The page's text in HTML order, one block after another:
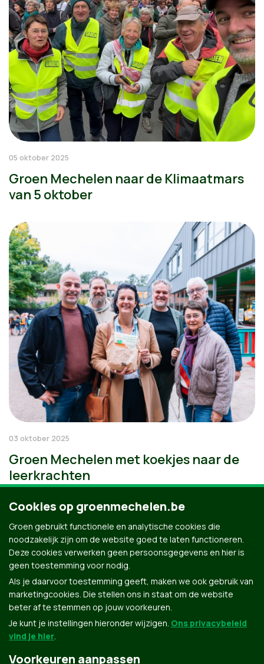
05 oktober 2025
Groen Mechelen naar de Klimaatmars
van 5 oktober
03 oktober 2025
Groen Mechelen met koekjes naar de
leerkrachten
Cookies op groenmechelen.be
Groen gebruikt functionele en analytische cookies die
noodzakelijk zijn om de website goed te laten functioneren.
Deze cookies verwerken geen persoonsgegevens en hier is
geen toestemming voor nodig.
Als je daarvoor toestemming geeft, maken we ook gebruik van
marketingcookies. Die stellen ons in staat om de website
beter af te stemmen op jouw voorkeuren.
Je kunt je instellingen hieronder wijzigen. Ons privacybeleid
vind je hier.
Voorkeuren aanpassen